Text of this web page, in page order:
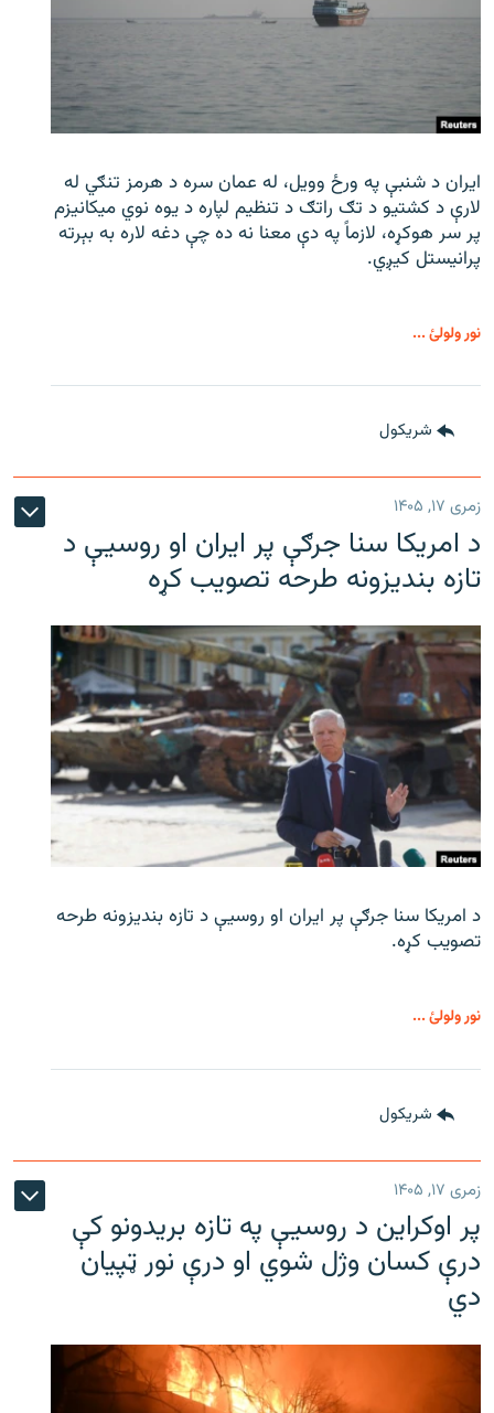
ایران د شنبې په ورځ وویل، له عمان سره د هرمز تنګي له
لارې د کشتیو د تګ راتګ د تنظیم لپاره د یوه نوي میکانیزم
پر سر هوکړه، لازماً په دې معنا نه ده چې دغه لاره به بېرته
پرانیستل کیږي.
نور ولولئ ...
شريکول
زمری ۱۷, ۱۴۰۵
د امریکا سنا جرګې پر ایران او روسیې د
تازه بندیزونه طرحه تصویب کړه
د امریکا سنا جرګې پر ایران او روسیې د تازه بندیزونه طرحه
تصویب کړه.
نور ولولئ ...
شريکول
زمری ۱۷, ۱۴۰۵
پر اوکراین د روسیې په تازه بریدونو کې
درې کسان وژل شوي او درې نور ټپیان
دي